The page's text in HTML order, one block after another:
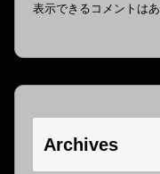
表示できるコメントはあ
Archives